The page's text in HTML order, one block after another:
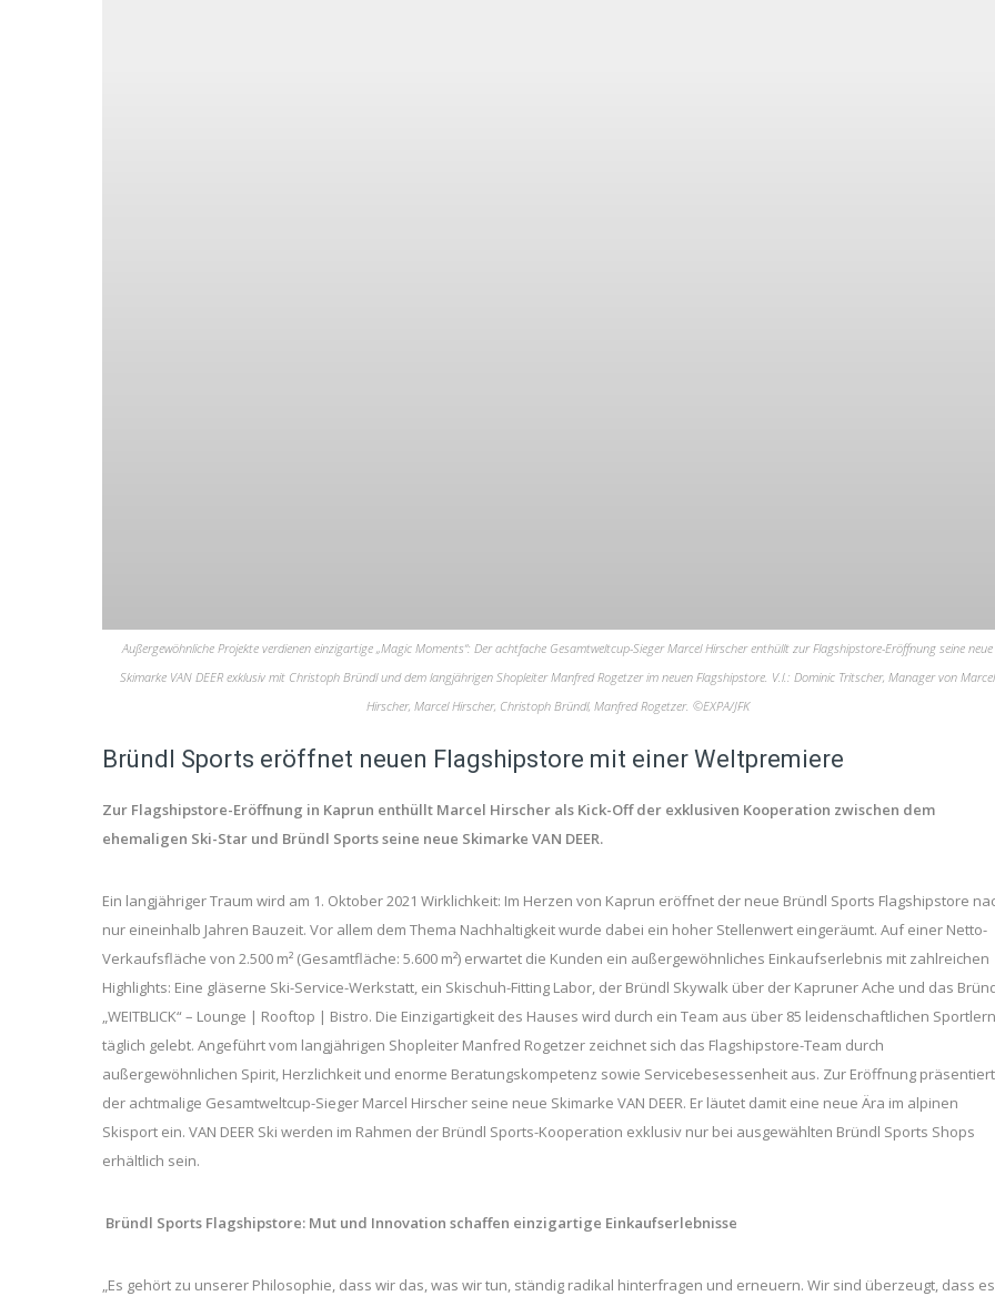
Außergewöhnliche Projekte verdienen einzigartige „Magic Moments“: Der achtfache Gesamtweltcup-Sieger Marcel Hirscher enthüllt zur Flagshipstore-Eröffnung seine neue
Skimarke VAN DEER exklusiv mit Christoph Bründl und dem langjährigen Shopleiter Manfred Rogetzer im neuen Flagshipstore. V.l.: Dominic Tritscher, Manager von Marcel
Hirscher, Marcel Hirscher, Christoph Bründl, Manfred Rogetzer. ©EXPA/JFK
Bründl Sports eröffnet neuen Flagshipstore mit einer Weltpremiere
Zur Flagshipstore-Eröffnung in Kaprun enthüllt Marcel Hirscher als Kick-Off der exklusiven Kooperation zwischen dem
ehemaligen Ski-Star und Bründl Sports seine neue Skimarke VAN DEER.
Ein langjähriger Traum wird am 1. Oktober 2021 Wirklichkeit: Im Herzen von Kaprun eröffnet der neue Bründl Sports Flagshipstore
nur eineinhalb Jahren Bauzeit. Vor allem dem Thema Nachhaltigkeit wurde dabei ein hoher Stellenwert eingeräumt. Auf einer Netto-
Verkaufsfläche von 2.500 m² (Gesamtfläche: 5.600 m²) erwartet die Kunden ein außergewöhnliches Einkaufserlebnis mit zahlreichen
Highlights: Eine gläserne Ski-Service-Werkstatt, ein Skischuh-Fitting Labor, der Bründl Skywalk über der Kapruner Ache und das
„WEITBLICK“ – Lounge | Rooftop | Bistro. Die Einzigartigkeit des Hauses wird durch ein Team aus über 85 leidenschaftlichen Sportlern
täglich gelebt. Angeführt vom langjährigen Shopleiter Manfred Rogetzer zeichnet sich das Flagshipstore-Team durch
außergewöhnlichen Spirit, Herzlichkeit und enorme Beratungskompetenz sowie Servicebesessenheit aus. Zur Eröffnung präsentiert
der achtmalige Gesamtweltcup-Sieger Marcel Hirscher seine neue Skimarke VAN DEER. Er läutet damit eine neue Ära im alpinen
Skisport ein. VAN DEER Ski werden im Rahmen der Bründl Sports-Kooperation exklusiv nur bei ausgewählten Bründl Sports Shops
erhältlich sein.
Bründl Sports Flagshipstore: Mut und Innovation schaffen einzigartige Einkaufserlebnisse
„Es gehört zu unserer Philosophie, dass wir das, was wir tun, ständig radikal hinterfragen und erneuern. Wir sind überzeugt, dass es